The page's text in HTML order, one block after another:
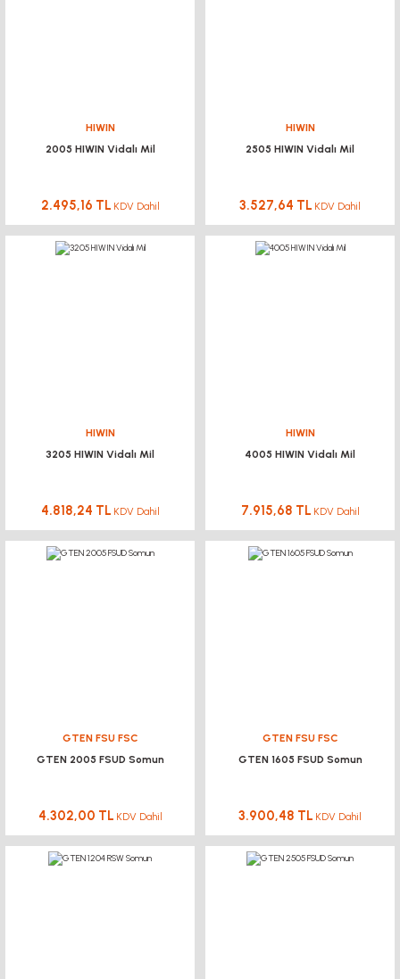
HIWIN
2005 HIWIN Vidalı Mil
2.495,16 TL KDV Dahil
HIWIN
2505 HIWIN Vidalı Mil
3.527,64 TL KDV Dahil
HIWIN
3205 HIWIN Vidalı Mil
4.818,24 TL KDV Dahil
HIWIN
4005 HIWIN Vidalı Mil
7.915,68 TL KDV Dahil
GTEN FSU FSC
GTEN 2005 FSUD Somun
4.302,00 TL KDV Dahil
GTEN FSU FSC
GTEN 1605 FSUD Somun
3.900,48 TL KDV Dahil